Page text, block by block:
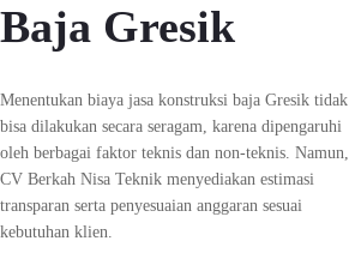
Baja Gresik
Menentukan biaya jasa konstruksi baja Gresik tidak
bisa dilakukan secara seragam, karena dipengaruhi
oleh berbagai faktor teknis dan non-teknis. Namun,
CV Berkah Nisa Teknik menyediakan estimasi
transparan serta penyesuaian anggaran sesuai
kebutuhan klien.